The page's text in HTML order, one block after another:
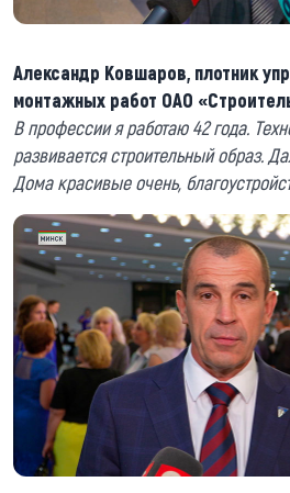
Александр Ковшаров, плотник
монтажных работ ОАО
В профессии я работаю 42 года.
развивается строительный образ.
Дома красивые очень,